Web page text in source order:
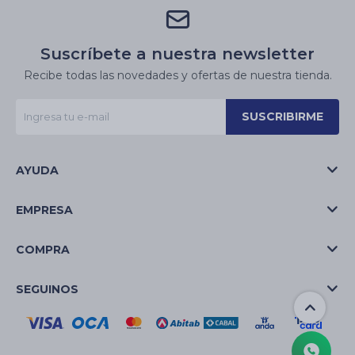
Suscríbete a nuestra newsletter
Recibe todas las novedades y ofertas de nuestra tienda.
SUSCRIBIRME
AYUDA
EMPRESA
COMPRA
SEGUINOS